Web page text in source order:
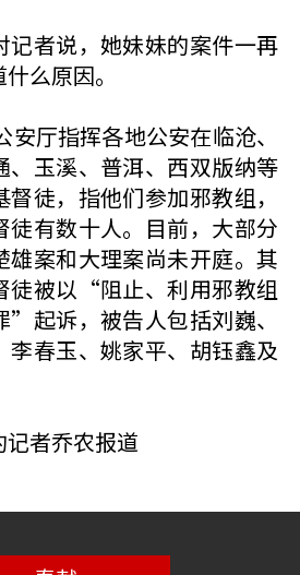
记者说，她妹妹的案件一再
么原因。
厅指挥各地公安在临沧、
、玉溪、普洱、西双版纳等
徒，指他们参加邪教组，
徒有数十人。目前，大部分
雄案和大理案尚未开庭。其
徒被以“阻止、利用邪教组
起诉，被告人包括刘巍、
李春玉、姚家平、胡钰鑫及
者乔农报道